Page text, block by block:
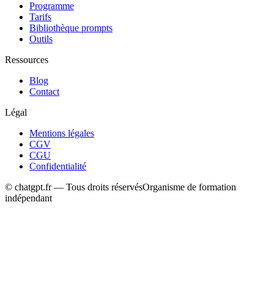
Programme
Tarifs
Bibliothèque prompts
Outils
Ressources
Blog
Contact
Légal
Mentions légales
CGV
CGU
Confidentialité
© chatgpt.fr — Tous droits réservésOrganisme de formation
indépendant